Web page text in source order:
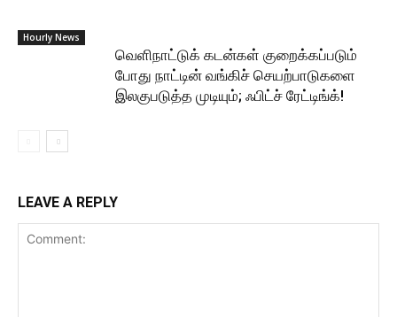
Hourly News
வெளிநாட்டுக் கடன்கள் குறைக்கப்படும்
போது நாட்டின் வங்கிச் செயற்பாடுகளை
இலகுபடுத்த முடியும்; ஃபிட்ச் ரேட்டிங்க்!
LEAVE A REPLY